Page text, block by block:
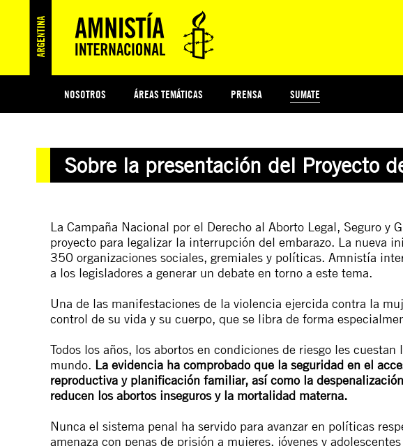
NOSOTROS ÁREAS TEMÁTICAS PRENSA SUMATE
PREGUNTAS FRECUENTES
Sobre la presentación del Proyecto
La Campaña Nacional por el Derecho al Aborto Legal, Seguro y
proyecto para legalizar la interrupción del embarazo. La nueva
350 organizaciones sociales, gremiales y políticas. Amnistía
a los legisladores a generar un debate en torno a este tema.
Una de las manifestaciones de la violencia ejercida contra la
control de su vida y su cuerpo, que se libra de forma
Todos los años, los abortos en condiciones de riesgo les
mundo. La evidencia ha comprobado que la seguridad en el
reproductiva y planificación familiar, así como la
reducen los abortos inseguros y la mortalidad materna.
Nunca el sistema penal ha servido para avanzar en políticas
amenaza con penas de prisión a mujeres, jóvenes y